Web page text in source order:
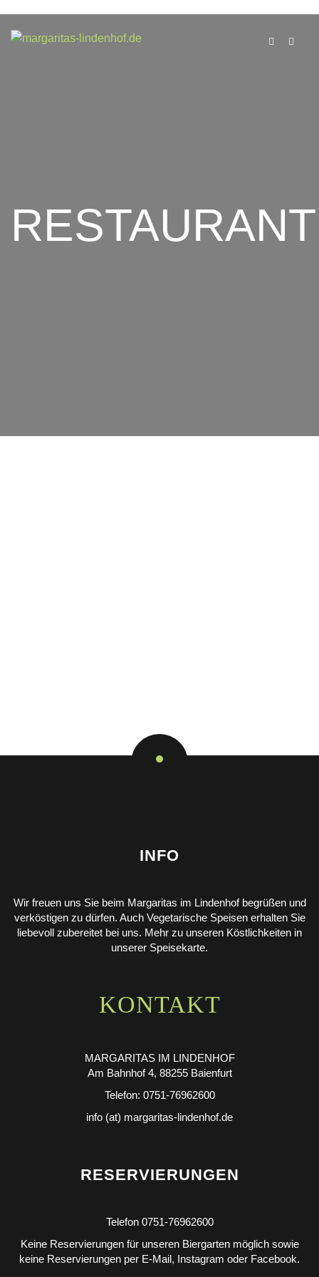
RESTAURANT
INFO
Wir freuen uns Sie beim Margaritas im Lindenhof begrüßen und
verköstigen zu dürfen. Auch Vegetarische Speisen erhalten Sie
liebevoll zubereitet bei uns. Mehr zu unseren Köstlichkeiten in
unserer Speisekarte.
KONTAKT
MARGARITAS IM LINDENHOF
Am Bahnhof 4, 88255 Baienfurt
Telefon: 0751-76962600
info (at) margaritas-lindenhof.de
RESERVIERUNGEN
Telefon 0751-76962600
Keine Reservierungen für unseren Biergarten möglich sowie
keine Reservierungen per E-Mail, Instagram oder Facebook.